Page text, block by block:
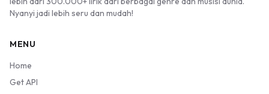
Nyanyi jadi lebih seru dan mudah!
MENU
Home
Get API